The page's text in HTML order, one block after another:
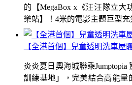
【全港首個】兒童透明洗車屋
炎炎夏日奧海城聯乘
訓練基地」，完美結合高能量
的【MegaBox x《汪汪隊立大
樂站】！4米的電影主題巨型充